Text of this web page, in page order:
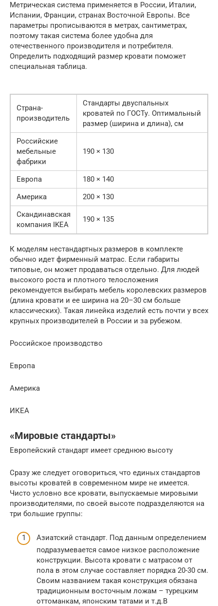
Метрическая система применяется в России, Италии,
Испании, Франции, странах Восточной Европы. Все
параметры прописываются в метрах, сантиметрах,
поэтому такая система более удобна для
отечественного производителя и потребителя.
Определить подходящий размер кровати поможет
специальная таблица.
Страна-
производитель
Стандарты двуспальных
кроватей по ГОСТу. Оптимальный
размер (ширина и длина), см
Российские
мебельные
фабрики
190 × 130
Европа
180 × 140
Америка
200 × 130
Скандинавская
компания IKEA
190 × 135
К моделям нестандартных размеров в комплекте
обычно идет фирменный матрас. Если габариты
типовые, он может продаваться отдельно. Для людей
высокого роста и плотного телосложения
рекомендуется выбирать мебель королевских размеров
(длина кровати и ее ширина на 20–30 см больше
классических). Такая линейка изделий есть почти у всех
крупных производителей в России и за рубежом.
Российское производство
Европа
Америка
ИКЕА
«Мировые стандарты»
Европейский стандарт имеет среднюю высоту
Сразу же следует оговориться, что единых стандартов
высоты кроватей в современном мире не имеется.
Чисто условно все кровати, выпускаемые мировыми
производителями, по своей высоте подразделяются на
три большие группы:
Азиатский стандарт. Под данным определением
подразумевается самое низкое расположение
конструкции. Высота кровати с матрасом от
пола в этом случае составляет порядка 20-30 см.
Своим названием такая конструкция обязана
традиционным восточным ложам – турецким
оттоманкам, японским татами и т.д.В